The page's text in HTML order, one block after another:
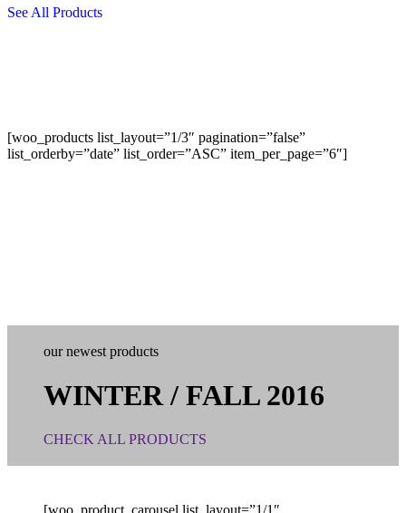
See All Products
[woo_products list_layout=”1/3″ pagination=”false”
list_orderby=”date” list_order=”ASC” item_per_page=”6″]
our newest products
WINTER / FALL 2016
CHECK ALL PRODUCTS